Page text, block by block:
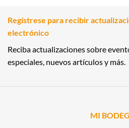
Regístrese para recibir
electrónico
Reciba actualizaciones sobre
especiales, nuevos artículos y más.
MI